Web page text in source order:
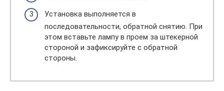
Установка выполняется в
последовательности, обратной снятию. При
этом вставьте лампу в проем за штекерной
стороной и зафиксируйте с обратной
стороны.